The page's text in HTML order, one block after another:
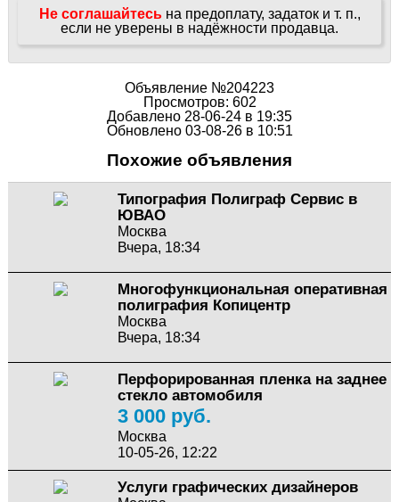
Не соглашайтесь на предоплату, задаток и т. п.,
если не уверены в надёжности продавца.
Объявление №204223
Просмотров: 602
Добавлено 28-06-24 в 19:35
Обновлено 03-08-26 в 10:51
Похожие объявления
Типография Полиграф Сервис в
ЮВАО
Москва
Вчера, 18:34
Многофункциональная оперативная
полиграфия Копицентр
Москва
Вчера, 18:34
Перфорированная пленка на заднее
стекло автомобиля
3 000 руб.
Москва
10-05-26, 12:22
Услуги графических дизайнеров